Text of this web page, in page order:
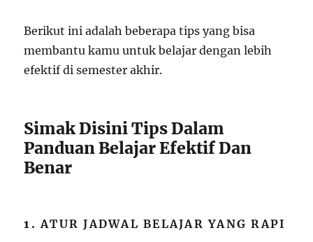
Berikut ini adalah beberapa tips yang bisa
membantu kamu untuk belajar dengan lebih
efektif di semester akhir.
Simak Disini Tips Dalam
Panduan Belajar Efektif Dan
Benar
1.ATUR JADWAL BELAJAR YANG RAPI